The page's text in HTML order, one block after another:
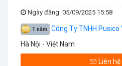
Ngày đăng: 05/09/2025 15:58
1 năm
Công Ty TNHH Pusico
Hà Nội - Việt Nam
Liên hệ